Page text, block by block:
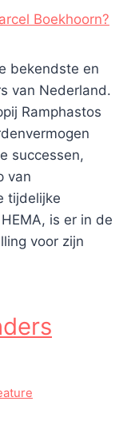
Boekhoorn?
bekendste en
van Nederland.
Ramphastos
successen,
van
tijdelijke
is er in de
voor zijn